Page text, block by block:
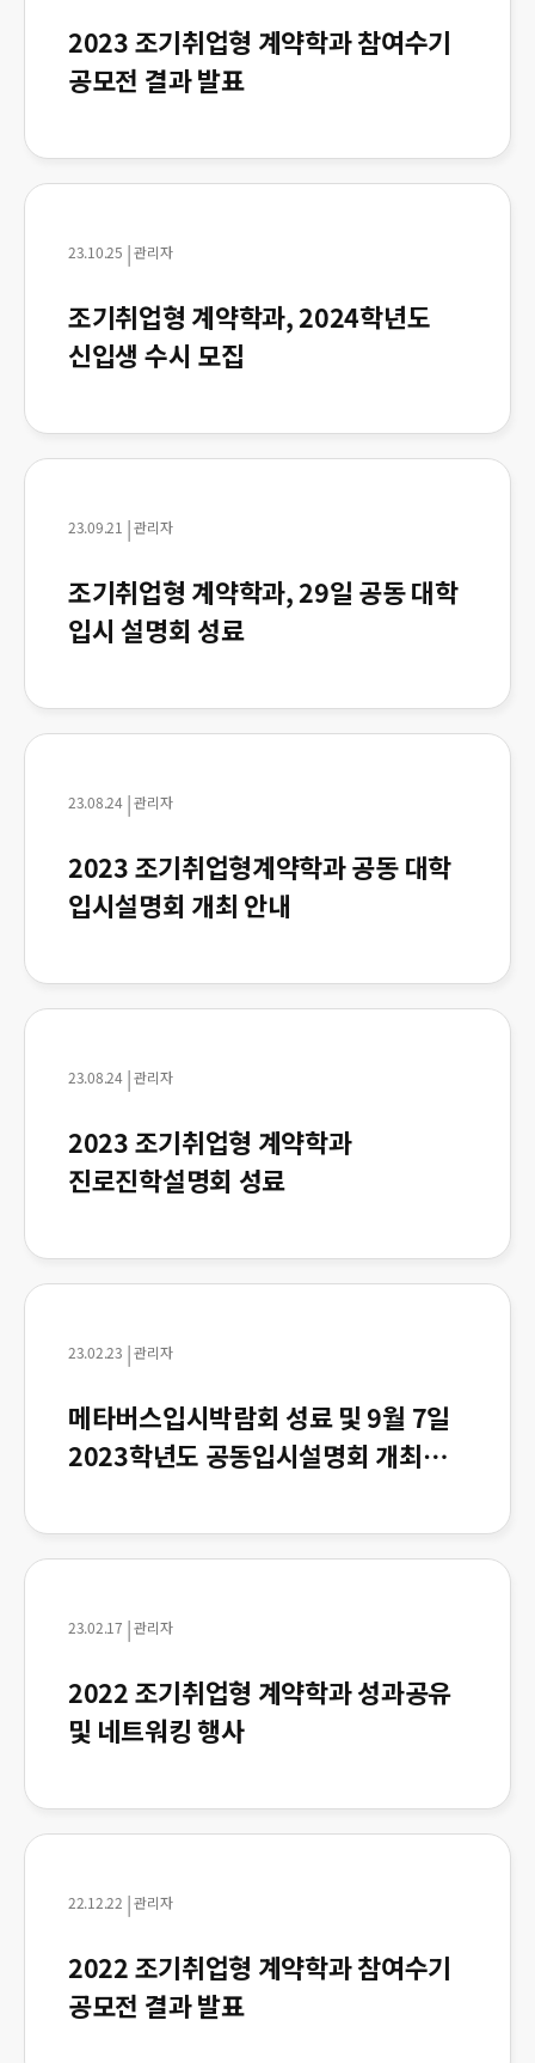
2023 조기취업형 계약학과 참여수기
공모전 결과 발표
23.10.25 |관리자
조기취업형 계약학과, 2024학년도
신입생 수시 모집
23.09.21 |관리자
조기취업형 계약학과, 29일 공동 대학
입시 설명회 성료
23.08.24 |관리자
2023 조기취업형계약학과 공동 대학
입시설명회 개최 안내
23.08.24 |관리자
2023 조기취업형 계약학과
진로진학설명회 성료
23.02.23 |관리자
메타버스입시박람회 성료 및 9월 7일
2023학년도 공동입시설명회 개최
23.02.17 |관리자
2022 조기취업형 계약학과 성과공유
및 네트워킹 행사
22.12.22 |관리자
2022 조기취업형 계약학과 참여수기
공모전 결과 발표